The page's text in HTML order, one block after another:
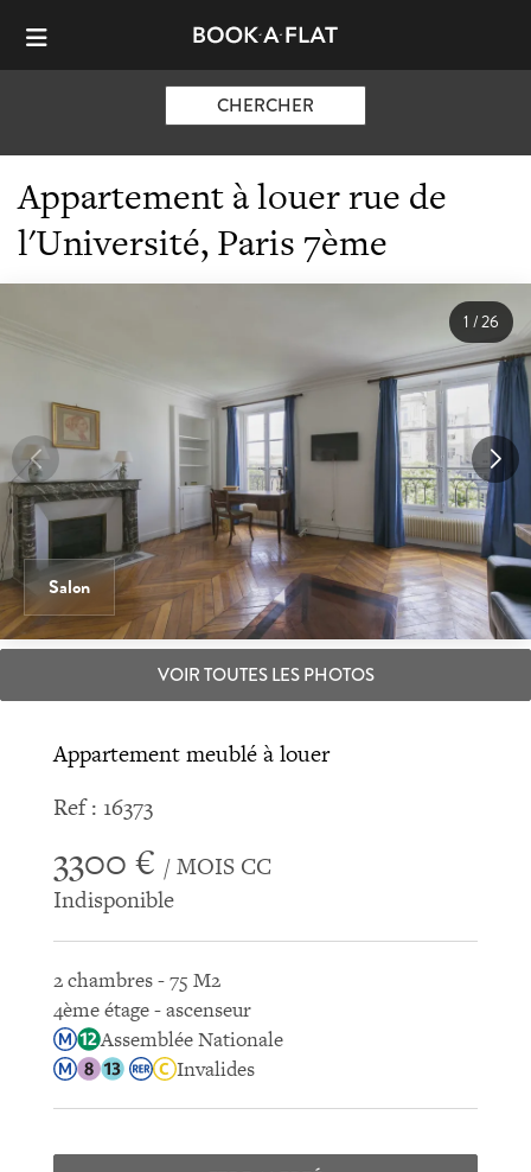
CHERCHER
Appartement à louer rue de
l'Université, Paris 7ème
Salon
1/26
VOIR TOUTES LES PHOTOS
Appartement meublé à louer
Ref : 16373
3300 € / MOIS CC
Indisponible
2 chambres - 75 M2
4ème étage - ascenseur
Assemblée Nationale
Invalides